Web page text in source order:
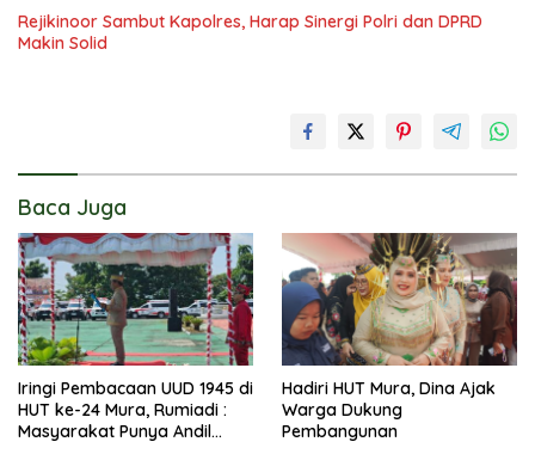
Rejikinoor Sambut Kapolres, Harap Sinergi Polri dan DPRD
Makin Solid
Baca Juga
Iringi Pembacaan UUD 1945 di
HUT ke-24 Mura, Rumiadi :
Masyarakat Punya Andil
Hadiri HUT Mura, Dina Ajak
Warga Dukung
Pembangunan